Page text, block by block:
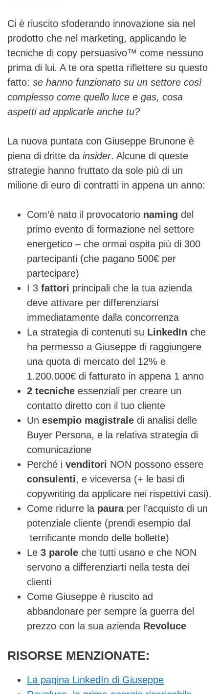
Ci è riuscito sfoderando innovazione sia nel
prodotto che nel marketing, applicando le
tecniche di copy persuasivo™ come nessuno
prima di lui. A te ora spetta riflettere su questo
fatto: se hanno funzionato su un settore così
complesso come quello luce e gas, cosa
aspetti ad applicarle anche tu?
La nuova puntata con Giuseppe Brunone è
piena di dritte da insider. Alcune di queste
strategie hanno fruttato da sole più di un
milione di euro di contratti in appena un anno:
Com’è nato il provocatorio naming del
primo evento di formazione nel settore
energetico – che ormai ospita più di 300
partecipanti (che pagano 500€ per
partecipare)
I 3 fattori principali che la tua azienda
deve attivare per differenziarsi
immediatamente dalla concorrenza
La strategia di contenuti su LinkedIn che
ha permesso a Giuseppe di raggiungere
una quota di mercato del 12% e
1.200.000€ di fatturato in appena 1 anno
2 tecniche essenziali per creare un
contatto diretto con il tuo cliente
Un esempio magistrale di analisi delle
Buyer Persona, e la relativa strategia di
comunicazione
Perché i venditori NON possono essere
consulenti, e viceversa (+ le basi di
copywriting da applicare nei rispettivi casi).
Come ridurre la pauraper l’acquisto di un
potenziale cliente (prendi esempio dal
terrificante mondo delle bollette)
Le 3 parole che tutti usano e che NON
servono a differenziarti nella testa dei
clienti
Come Giuseppe è riuscito ad
abbandonare per sempre la guerra del
prezzo con la sua azienda Revoluce
RISORSE MENZIONATE:
La pagina LinkedIn di Giuseppe